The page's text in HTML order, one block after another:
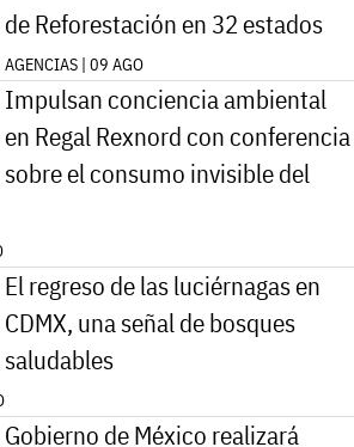
de Reforestación en 32 estados
AGENCIAS | 09 AGO
Impulsan conciencia ambiental
en Regal Rexnord con conferencia
sobre el consumo invisible del
El regreso de las luciérnagas en
CDMX, una señal de bosques
saludables
Gobierno de México realizará